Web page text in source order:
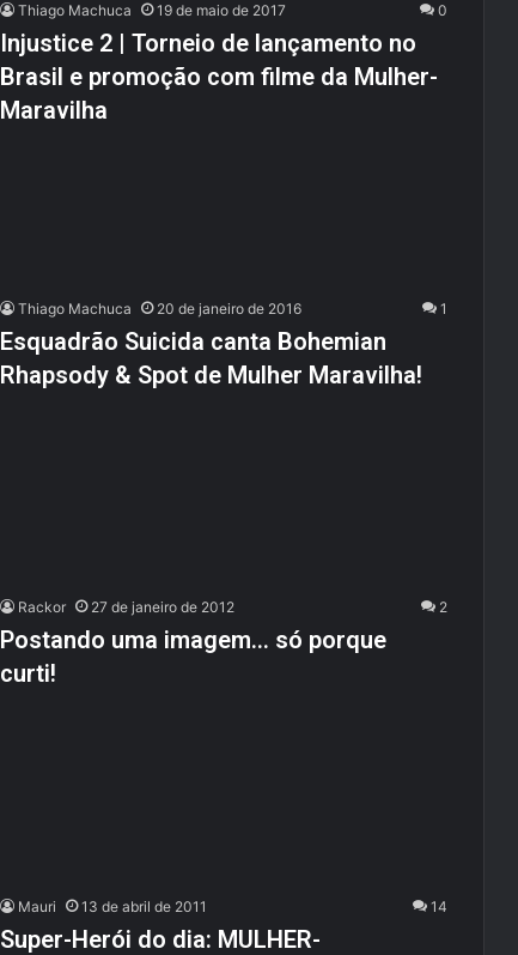
Thiago Machuca 19 de maio de 2017 0
Injustice 2 | Torneio de lançamento no
Brasil e promoção com filme da Mulher-
Maravilha
Thiago Machuca 20 de janeiro de 2016 1
Esquadrão Suicida canta Bohemian
Rhapsody & Spot de Mulher Maravilha!
Rackor 27 de janeiro de 2012 2
Postando uma imagem… só porque
curti!
Mauri 13 de abril de 2011 14
Super-Herói do dia: MULHER-